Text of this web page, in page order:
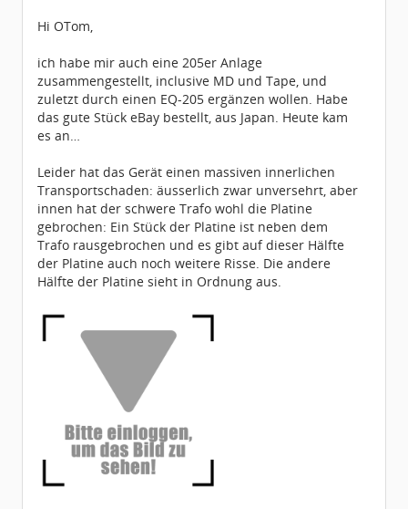
Dabei seit:
01 / 2024
Hi OTom,
ich habe mir auch eine 205er Anlage
zusammengestellt, inclusive MD und Tape, und
zuletzt durch einen EQ-205 ergänzen wollen. Habe
das gute Stück eBay bestellt, aus Japan. Heute kam
es an…
Leider hat das Gerät einen massiven innerlichen
Transportschaden: äusserlich zwar unversehrt, aber
innen hat der schwere Trafo wohl die Platine
gebrochen: Ein Stück der Platine ist neben dem
Trafo rausgebrochen und es gibt auf dieser Hälfte
der Platine auch noch weitere Risse. Die andere
Hälfte der Platine sieht in Ordnung aus.